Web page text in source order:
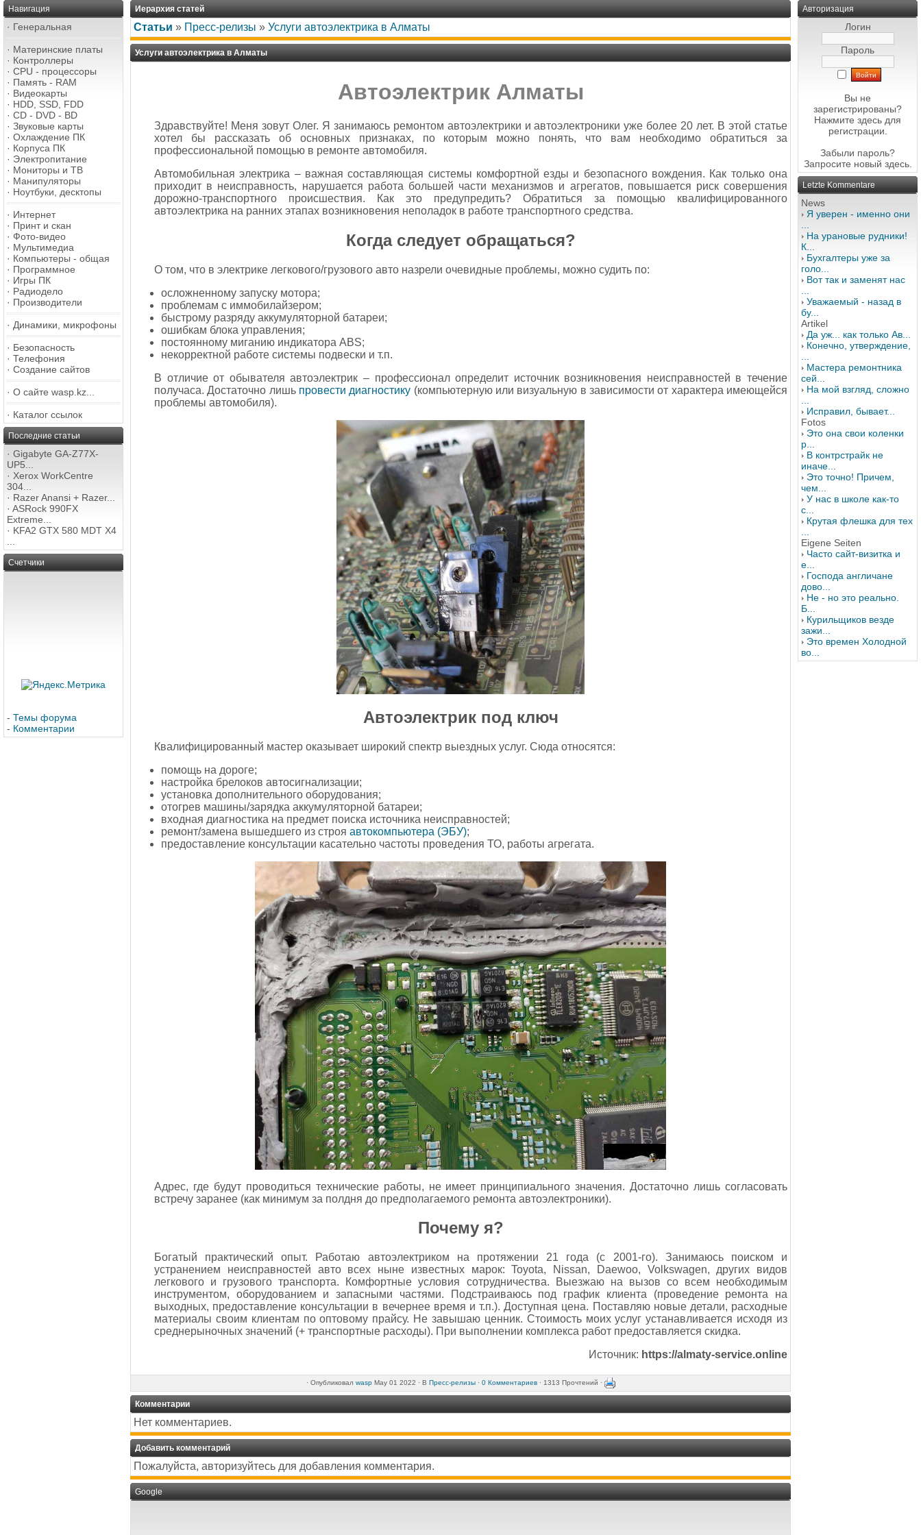
Навигация
· Генеральная
· Материнские платы
· Контроллеры
· CPU - процессоры
· Память - RAM
· Видеокарты
· HDD, SSD, FDD
· CD - DVD - BD
· Звуковые карты
· Охлаждение ПК
· Корпуса ПК
· Электропитание
· Мониторы и ТВ
· Манипуляторы
· Ноутбуки, десктопы
· Интернет
· Принт и скан
· Фото-видео
· Мультимедиа
· Компьютеры - общая
· Программное
· Игры ПК
· Радиодело
· Производители
· Динамики, микрофоны
· Безопасность
· Телефония
· Создание сайтов
· О сайте wasp.kz...
· Каталог ссылок
Последние статьи
· Gigabyte GA-Z77X-
UP5...
· Xerox WorkCentre
304...
· Razer Anansi + Razer...
· ASRock 990FX
Extreme...
· KFA2 GTX 580 MDT X4
Счетчики
- Темы форума
- Комментарии
Иерархия статей
Статьи » Пресс-релизы » Услуги автоэлектрика в Алматы
Услуги автоэлектрика в Алматы
Автоэлектрик Алматы
Здравствуйте! Меня зовут Олег. Я занимаюсь ремонтом автоэлектрики и автоэлектроники уже более 20 лет. В этой статье
хотел бы рассказать об основных признаках, по которым можно понять, что вам необходимо обратиться за
профессиональной помощью в ремонте автомобиля.
Автомобильная электрика – важная составляющая системы комфортной езды и безопасного вождения. Как только она
приходит в неисправность, нарушается работа большей части механизмов и агрегатов, повышается риск совершения
дорожно-транспортного происшествия. Как это предупредить? Обратиться за помощью квалифицированного
автоэлектрика на ранних этапах возникновения неполадок в работе транспортного средства.
Когда следует обращаться?
О том, что в электрике легкового/грузового авто назрели очевидные проблемы, можно судить по:
осложненному запуску мотора;
проблемам с иммобилайзером;
быстрому разряду аккумуляторной батареи;
ошибкам блока управления;
постоянному миганию индикатора ABS;
некорректной работе системы подвески и т.п.
В отличие от обывателя автоэлектрик – профессионал определит источник возникновения неисправностей в течение
получаса. Достаточно лишь провести диагностику (компьютерную или визуальную в зависимости от характера имеющейся
проблемы автомобиля).
Автоэлектрик под ключ
Квалифицированный мастер оказывает широкий спектр выездных услуг. Сюда относятся:
помощь на дороге;
настройка брелоков автосигнализации;
установка дополнительного оборудования;
отогрев машины/зарядка аккумуляторной батареи;
входная диагностика на предмет поиска источника неисправностей;
ремонт/замена вышедшего из строя автокомпьютера (ЭБУ);
предоставление консультации касательно частоты проведения ТО, работы агрегата.
Адрес, где будут проводиться технические работы, не имеет принципиального значения. Достаточно лишь согласовать
встречу заранее (как минимум за полдня до предполагаемого ремонта автоэлектроники).
Почему я?
Богатый практический опыт. Работаю автоэлектриком на протяжении 21 года (с 2001-го). Занимаюсь поиском и
устранением неисправностей авто всех ныне известных марок: Toyota, Nissan, Daewoo, Volkswagen, других видов
легкового и грузового транспорта. Комфортные условия сотрудничества. Выезжаю на вызов со всем необходимым
инструментом, оборудованием и запасными частями. Подстраиваюсь под график клиента (проведение ремонта на
выходных, предоставление консультации в вечернее время и т.п.). Доступная цена. Поставляю новые детали, расходные
материалы своим клиентам по оптовому прайсу. Не завышаю ценник. Стоимость моих услуг устанавливается исходя из
среднерыночных значений (+ транспортные расходы). При выполнении комплекса работ предоставляется скидка.
Источник: https://almaty-service.online
· Опубликовал waspMay 01 2022 · В Пресс-релизы· 0 Комментариев· 1313 Прочтений ·
Комментарии
Нет комментариев.
Добавить комментарий
Пожалуйста, авторизуйтесь для добавления комментария.
Google
Авторизация
Логин
Пароль
Вы не
зарегистрированы?
Нажмите здесь для
регистрации.
Забыли пароль?
Запросите новый здесь.
Letzte Kommentare
News
Я уверен - именно они
На урановые рудники!
К...
Бухгалтеры уже за
голо...
Вот так и заменят нас
Уважаемый - назад в
бу...
Artikel
Да уж... как только Ав...
Конечно, утверждение,
Мастера ремонтника
сей...
На мой взгляд, сложно
Исправил, бывает...
Fotos
Это она свои коленки
р...
В контрстрайк не
иначе...
Это точно! Причем,
чем...
У нас в школе как-то
с...
Крутая флешка для тех
Eigene Seiten
Часто сайт-визитка и
е...
Господа англичане
дово...
Не - но это реально.
Б...
Курильщиков везде
зажи...
Это времен Холодной
во...